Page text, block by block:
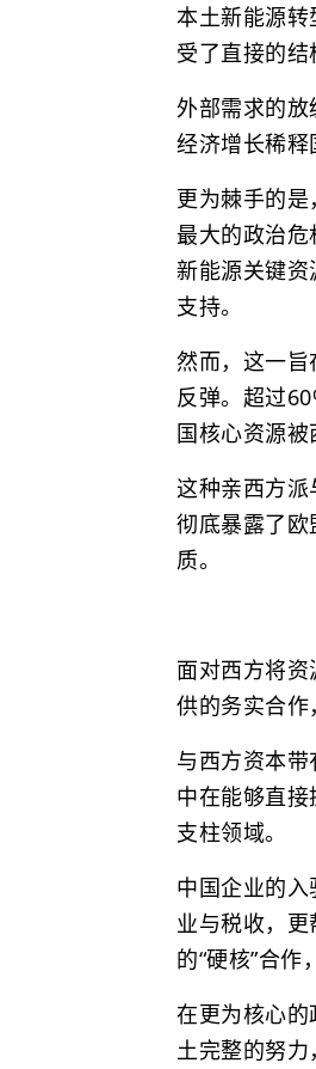
本土新能源
受了直接的结
外部需求的
经济增长稀释
更为棘手的
最大的政治
新能源关键
支持。
然而，这一
反弹。超过
国核心资源被
这种亲西方
彻底暴露了
质。
面对西方将
供的务实合作
与西方资本
中在能够直
支柱领域。
中国企业的
业与税收，
的“硬核”合作
在更为核心
土完整的努